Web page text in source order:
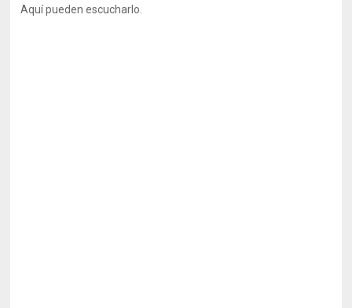
Aquí pueden escucharlo.